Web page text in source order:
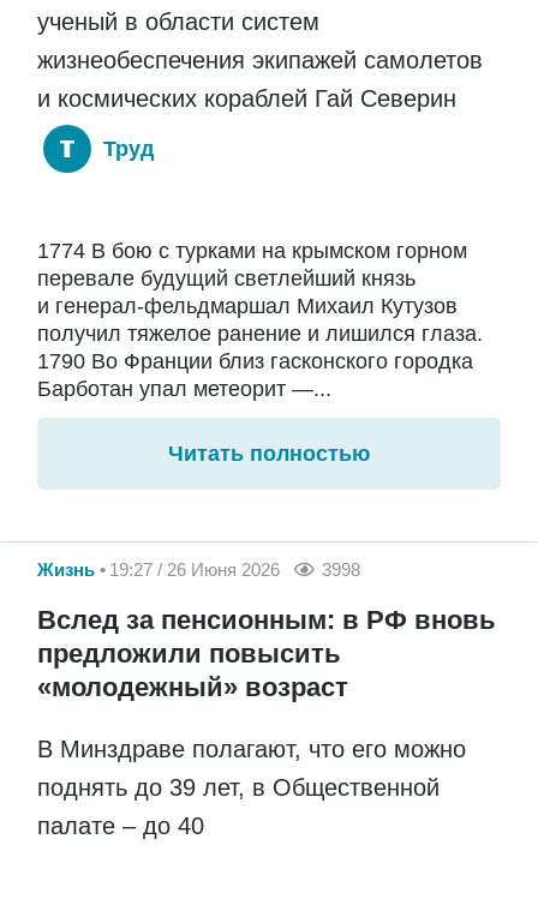
ученый в области систем
жизнеобеспечения экипажей самолетов
и космических кораблей Гай Северин
Труд
1774 В бою с турками на крымском горном
перевале будущий светлейший князь
и генерал-фельдмаршал Михаил Кутузов
получил тяжелое ранение и лишился глаза.
1790 Во Франции близ гасконского городка
Барботан упал метеорит —...
Читать полностью
Жизнь 19:27 / 26 Июня 2026 3998
Вслед за пенсионным: в РФ вновь
предложили повысить
«молодежный» возраст
В Минздраве полагают, что его можно
поднять до 39 лет, в Общественной
палате – до 40